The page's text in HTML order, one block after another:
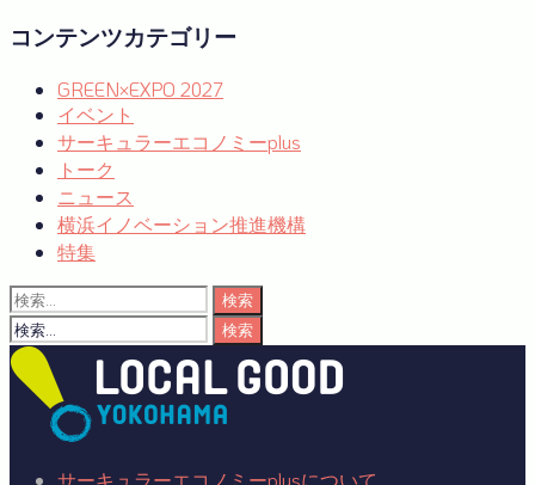
コンテンツカテゴリー
GREEN×EXPO 2027
イベント
サーキュラーエコノミーplus
トーク
ニュース
横浜イノベーション推進機構
特集
検
索:
検
索:
サーキュラーエコノミーplusについて